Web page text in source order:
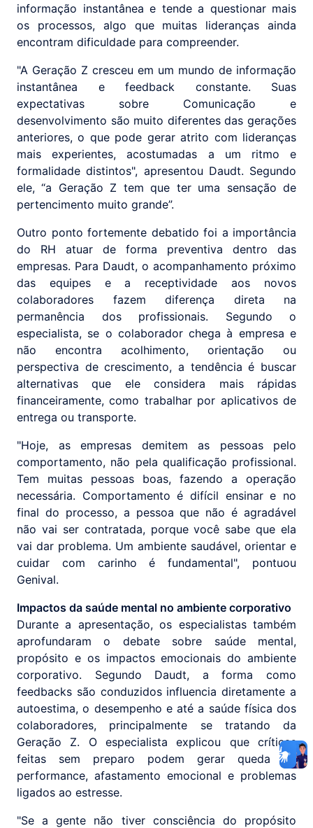
informação instantânea e tende a questionar mais
os processos, algo que muitas lideranças ainda
encontram dificuldade para compreender.
"A Geração Z cresceu em um mundo de informação
instantânea e feedback constante. Suas
expectativas sobre Comunicação e
desenvolvimento são muito diferentes das gerações
anteriores, o que pode gerar atrito com lideranças
mais experientes, acostumadas a um ritmo e
formalidade distintos", apresentou Daudt. Segundo
ele, “a Geração Z tem que ter uma sensação de
pertencimento muito grande”.
Outro ponto fortemente debatido foi a importância
do RH atuar de forma preventiva dentro das
empresas. Para Daudt, o acompanhamento próximo
das equipes e a receptividade aos novos
colaboradores fazem diferença direta na
permanência dos profissionais. Segundo o
especialista, se o colaborador chega à empresa e
não encontra acolhimento, orientação ou
perspectiva de crescimento, a tendência é buscar
alternativas que ele considera mais rápidas
financeiramente, como trabalhar por aplicativos de
entrega ou transporte.
"Hoje, as empresas demitem as pessoas pelo
comportamento, não pela qualificação profissional.
Tem muitas pessoas boas, fazendo a operação
necessária. Comportamento é difícil ensinar e no
final do processo, a pessoa que não é agradável
não vai ser contratada, porque você sabe que ela
vai dar problema. Um ambiente saudável, orientar e
cuidar com carinho é fundamental", pontuou
Genival.
Impactos da saúde mental no ambiente corporativo
Durante a apresentação, os especialistas também
aprofundaram o debate sobre saúde mental,
propósito e os impactos emocionais do ambiente
corporativo. Segundo Daudt, a forma como
feedbacks são conduzidos influencia diretamente a
autoestima, o desempenho e até a saúde física dos
colaboradores, principalmente se tratando da
Geração Z. O especialista explicou que críticas
feitas sem preparo podem gerar queda de
performance, afastamento emocional e problemas
ligados ao estresse.
"Se a gente não tiver consciência do propósito